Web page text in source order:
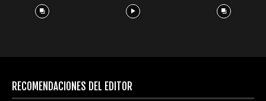
RECOMENDACIONES DEL EDITOR